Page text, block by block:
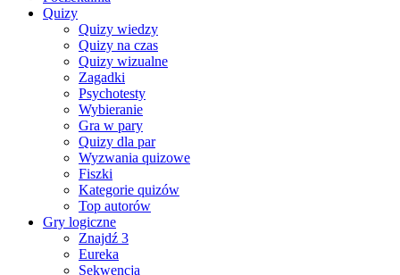
Quizy
Quizy wiedzy
Quizy na czas
Quizy wizualne
Zagadki
Psychotesty
Wybieranie
Gra w pary
Quizy dla par
Wyzwania quizowe
Fiszki
Kategorie quizów
Top autorów
Gry logiczne
Znajdź 3
Eureka
Sekwencja